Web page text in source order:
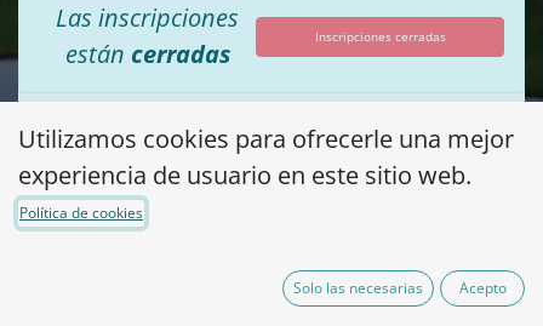
Las inscripciones
están cerradas
Inscripciones cerradas
Gemini hat gesagt The future of food
safety is built on the pillars of technology
and collaboration. It is with great
International Food
Utilizamos cookies para ofrecerle una mejor
experiencia de usuario en este sitio web.
Política de cookies
Solo las necesarias Acepto